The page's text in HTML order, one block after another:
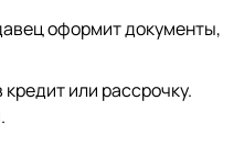
оформит документы,
или рассрочку.